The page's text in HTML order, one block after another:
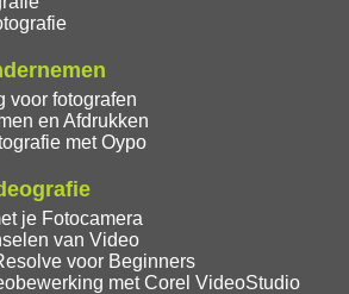
voor fotografen
en Afdrukken
met Oypo
je Fotocamera
van Video
voor Beginners
met Corel VideoStudio